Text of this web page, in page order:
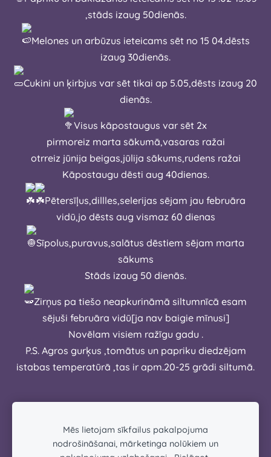
,stāds izaug 50dienās.
Melones un arbūzus ieteicams sēt no 15 04.dēsts
izaug 30dienās.
Cukini un ķirbjus var sēt tikai ap 5.05,dēsts izaug 20
dienās.
Visus kāpostaugus var sēt 2x
pirmoreiz marta sākumā,vasaras ražai
otrreiz jūnija beigas,jūlija sākums,rudens ražai
Kāpostaugu dēsti aug 40dienas.
Pētersīļus,dillles,selerijas sējam jau februāra
vidū,jo dēsts aug vismaz 60 dienas
Sīpolus,puravus,salātus dēstiem sējam marta
sākums
Stāds izaug 50 dienās.
Zirņus pa tiešo neapkurināmā siltumnīcā esam
sējuši februāra vidū[ja nav baigie mīnusi]
Novēlam visiem ražīgu gadu .
P.S. Agros gurķus ,tomātus un papriku diedzējam
istabas temperatūrā ,tas ir apm.20-25 grādi siltumā.
Mēs lietojam sīkfailus pakalpojuma
nodrošināšanai, mārketinga nolūkiem un